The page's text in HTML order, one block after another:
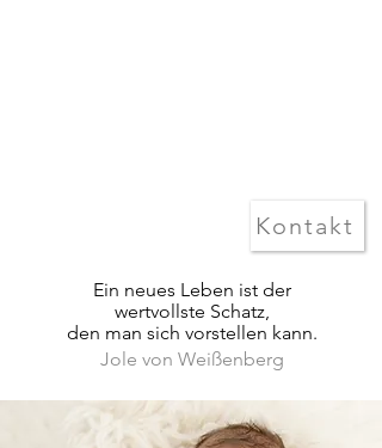
Kontakt
Ein neues Leben ist der
wertvollste Schatz,
den man sich vorstellen kann.
Jole von Weißenberg